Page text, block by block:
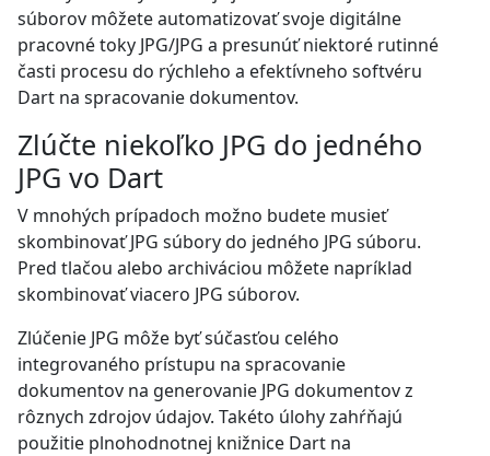
súborov môžete automatizovať svoje digitálne
pracovné toky JPG/JPG a presunúť niektoré rutinné
časti procesu do rýchleho a efektívneho softvéru
Dart na spracovanie dokumentov.
Zlúčte niekoľko JPG do jedného
JPG vo Dart
V mnohých prípadoch možno budete musieť
skombinovať JPG súbory do jedného JPG súboru.
Pred tlačou alebo archiváciou môžete napríklad
skombinovať viacero JPG súborov.
Zlúčenie JPG môže byť súčasťou celého
integrovaného prístupu na spracovanie
dokumentov na generovanie JPG dokumentov z
rôznych zdrojov údajov. Takéto úlohy zahŕňajú
použitie plnohodnotnej knižnice Dart na